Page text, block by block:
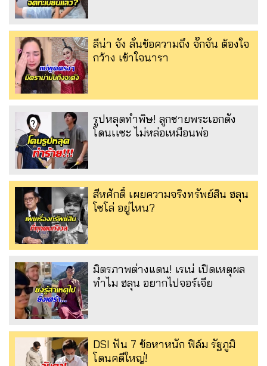
ลีน่า จัง ลั่นข้อความถึง จั๊กจั่น ต้องใจ
กว้าง เข้าใจนารา
รูปหลุดทำพิษ! ลูกชายพระเอกดัง
โดนเเซะ ไม่หล่อเหมือนพ่อ
สีหศักดิ์ เผยความจริงทรัพย์สิน ฮลุน
โซโล่ อยู่ไหน?
มิตรภาพต่างแดน! เรเน่ เปิดเหตุผล
ทำไม ฮลุน อยากไปจอร์เจีย
DSI ฟัน 7 ข้อหาหนัก ฟิล์ม รัฐภูมิ
โดนคดีใหญ่!